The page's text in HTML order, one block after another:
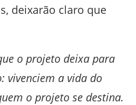
deixarão claro que
o projeto deixa para
vivenciem a vida do
o projeto se destina.